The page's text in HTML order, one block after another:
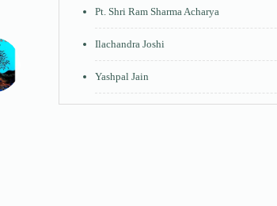
Pt. Shri Ram Sharma Acharya
Ilachandra Joshi
Yashpal Jain